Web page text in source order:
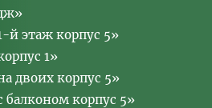
й этаж корпус 5»
1»
двоих корпус 5»
корпус 5»